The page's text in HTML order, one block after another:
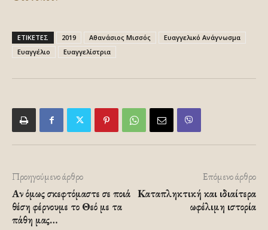
ΕΤΙΚΕΤΕΣ 2019 Αθανάσιος Μισσός
Ευαγγελικό Ανάγνωσμα
Ευαγγέλιο
Ευαγγελίστρια
Προηγούμενο άρθρο
Αν όμως σκεφτόμαστε σε ποιά
θέση φέρνουμε το Θεό με τα
πάθη μας…
Επόμενο άρθρο
Καταπληκτική και ιδιαίτερα
ωφέλιμη ιστορία